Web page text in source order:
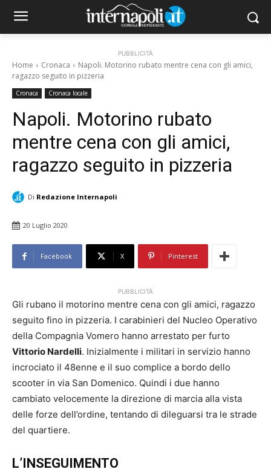
PUBBLICITÀ
Home Cronaca
Napoli. Motorino rubato mentre cena con gli amici,
ragazzo seguito in pizzeria
Cronaca Cronaca locale
Napoli. Motorino rubato
mentre cena con gli amici,
ragazzo seguito in pizzeria
Di Redazione Internapoli
20 Luglio 2020
Facebook X Pinterest
PUBBLICITÀ
Gli rubano il motorino mentre cena con gli amici, ragazzo
seguito fino in pizzeria. I carabinieri del Nucleo Operativo
della Compagnia Vomero hanno arrestato per furto
Vittorio Nardelli. Inizialmente i militari in servizio hanno
incrociato il 48enne e il suo complice a bordo dello
scooter in via San Domenico. Quindi i due hanno
cambiato velocemente la direzione di marcia alla vista
delle forze dell’ordine, tentando di dileguarsi tra le strade
del quartiere.
L’INSEGUIMENTO